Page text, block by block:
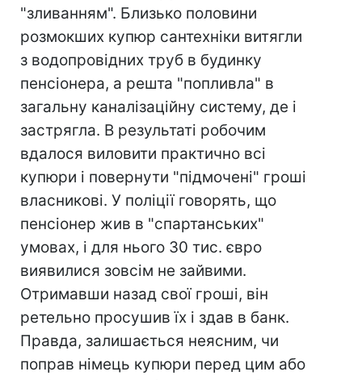
"зливанням". Близько половини
розмокших купюр сантехніки витягли
з водопровідних труб в будинку
пенсіонера, а решта "попливла" в
загальну каналізаційну систему, де і
застрягла. В результаті робочим
вдалося виловити практично всі
купюри і повернути "підмочені" гроші
власникові. У поліції говорять, що
пенсіонер жив в "спартанських"
умовах, і для нього 30 тис. євро
виявилися зовсім не зайвими.
Отримавши назад свої гроші, він
ретельно просушив їх і здав в банк.
Правда, залишається неясним, чи
поправ німець купюри перед цим або